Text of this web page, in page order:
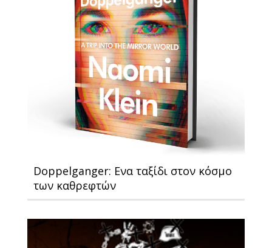
Doppelganger: Ενα ταξίδι στον κόσμο
των καθρεφτών